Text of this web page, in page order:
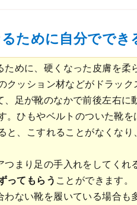
ために自分ででき
ために、硬くなった皮膚を柔
クッション材などがドラック
、足が靴のなかで前後左右に
。ひもやベルトのついた靴を
と、こすれることがなくな
つまり足の手入れをしてくれ
ってもらう ことができます。
わない靴を履いている場合も